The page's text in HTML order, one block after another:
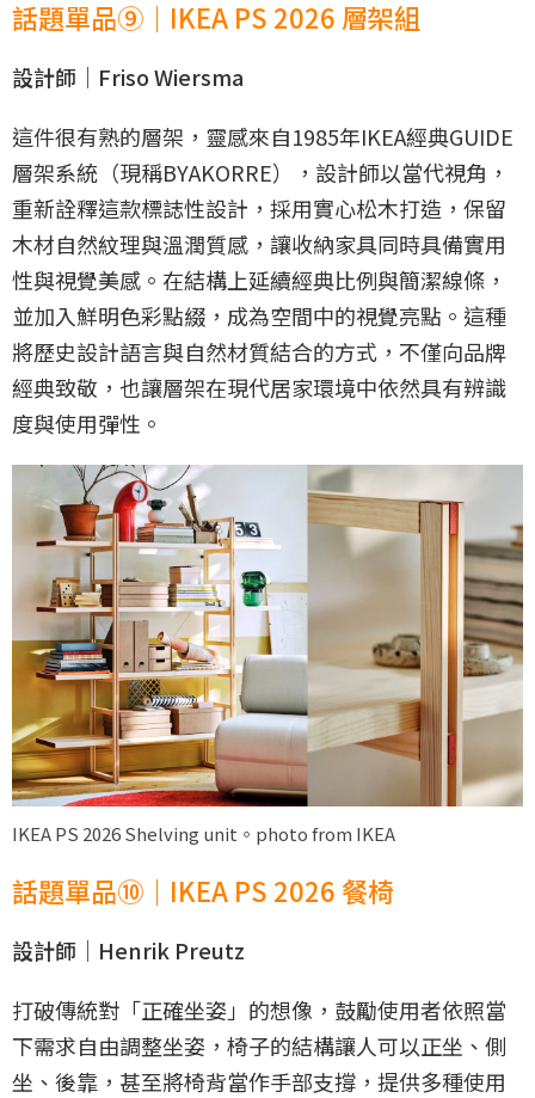
話題單品⑨｜IKEA PS 2026 層架組
設計師｜Friso Wiersma
這件很有熟的層架，靈感來自1985年IKEA經典GUIDE
層架系統（現稱BYAKORRE），設計師以當代視角，
重新詮釋這款標誌性設計，採用實心松木打造，保留
木材自然紋理與溫潤質感，讓收納家具同時具備實用
性與視覺美感。在結構上延續經典比例與簡潔線條，
並加入鮮明色彩點綴，成為空間中的視覺亮點。這種
將歷史設計語言與自然材質結合的方式，不僅向品牌
經典致敬，也讓層架在現代居家環境中依然具有辨識
度與使用彈性。
IKEA PS 2026 Shelving unit。photo from IKEA
話題單品⑩｜IKEA PS 2026 餐椅
設計師｜Henrik Preutz
打破傳統對「正確坐姿」的想像，鼓勵使用者依照當
下需求自由調整坐姿，椅子的結構讓人可以正坐、側
坐、後靠，甚至將椅背當作手部支撐，提供多種使用